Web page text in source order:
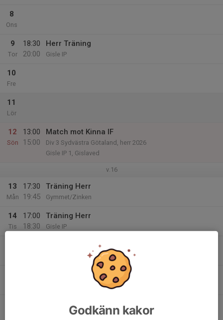
8
Ons
9
Tor
18:30
20:00
Herr Träning
Gisle IP
10
Fre
11
Lör
12
Sön
13:00
15:00
Match mot Kinna IF
Div 3 Sydvästra Götaland, herr 2026
Gisle IP 1, Gislaved
v.16
13
Mån
17:30
19:45
Träning Herr
Gymmet/Zinken
14
Tis
17:00
18:30
Träning Herr
Gisle IP
Träning Herr
Godkänn kakor